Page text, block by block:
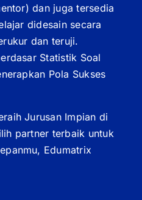
dan juga tersedia
didesain secara
dan teruji.
Statistik Soal
Pola Sukses
Jurusan Impian di
partner terbaik untuk
Edumatrix